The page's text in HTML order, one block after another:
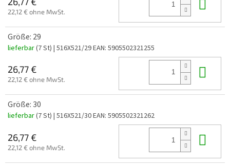
22,12 € ohne MwSt.
Größe: 29
lieferbar(7 St) | 516X521/29EAN: 5905502321255
26,77 €
22,12 € ohne MwSt.
Größe: 30
lieferbar(7 St) | 516X521/30EAN: 5905502321262
26,77 €
22,12 € ohne MwSt.